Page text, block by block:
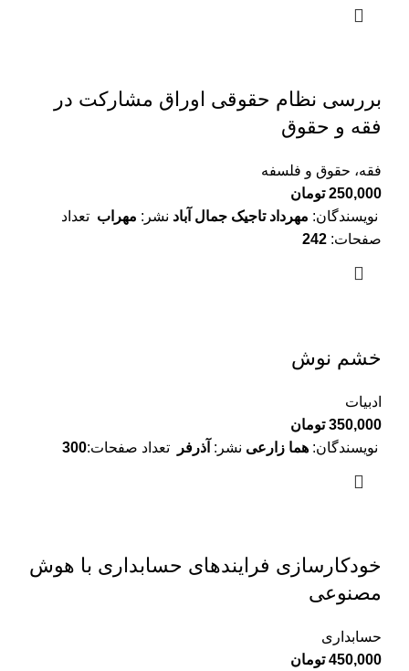
بررسی نظام حقوقی اوراق مشارکت در
فقه و حقوق
فقه، حقوق و فلسفه
250,000 تومان
نویسندگان: مهرداد تاجیک جمال آباد نشر: مهراب تعداد
صفحات:
خشم نوش
ادبیات
350,000 تومان
نویسندگان: هما زارعی نشر: آذرفر تعداد صفحات:300
خودکارسازی فرایندهای حسابداری با هوش
مصنوعی
حسابداری
450,000 تومان